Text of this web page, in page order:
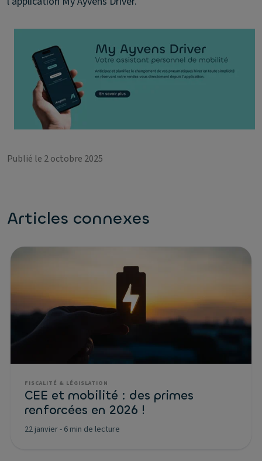
Publié le 2 octobre 2025
Articles connexes
FISCALITÉ & LÉGISLATION
CEE et mobilité : des primes
renforcées en 2026 !
22 janvier- 6 min de lecture